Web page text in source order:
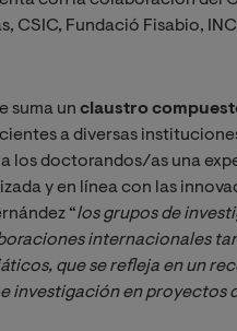
CSIC, Fundació Fisabio,
suma un claustro
a diversas
los doctorandos/as una
y en línea con las
“los grupos de
internacionales
que se refleja en un
investigación en proyectos